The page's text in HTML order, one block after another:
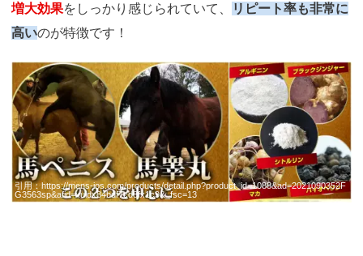
増大効果をしっかり感じられていて、
リピート率も非常に
高いのが特徴です！
https://fam-
ad.com/ad/p/r?
_site=67781&_article=22578
引用：https://mens-ios.com/products/detail.php?product_id=1088&ad=2021090352F
G3563sp&afid=xuidx84bdf7cd8fx1c9&_fsc=13